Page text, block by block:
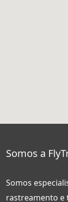
Somos a
Somos
rastreamento e